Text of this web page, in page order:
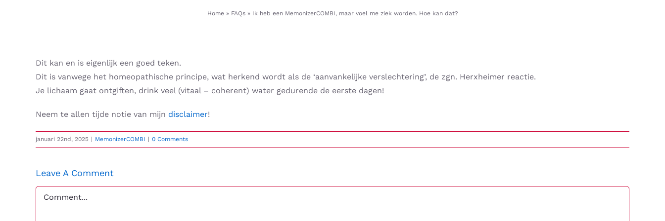
Home» FAQs» Ik heb een MemonizerCOMBI, maar voel me ziek worden. Hoe kan dat?
Dit kan en is eigenlijk een goed teken.
Dit is vanwege het homeopathische principe, wat herkend wordt als de ‘aanvankelijke verslechtering’, de zgn. Herxheimer reactie.
Je lichaam gaat ontgiften, drink veel (vitaal – coherent) water gedurende de eerste dagen!
Neem te allen tijde notie van mijn disclaimer!
januari 22nd, 2025 | MemonizerCOMBI | 0 Comments
Leave A Comment
Comment